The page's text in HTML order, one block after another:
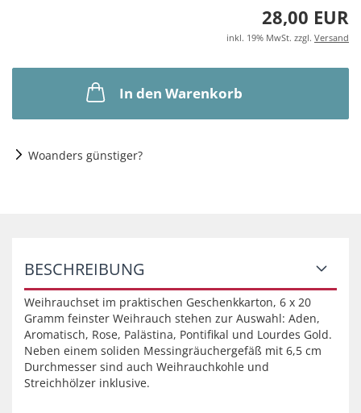
28,00 EUR
inkl. 19% MwSt. zzgl. Versand
In den Warenkorb
Woanders günstiger?
BESCHREIBUNG
Weihrauchset im praktischen Geschenkkarton, 6 x 20
Gramm feinster Weihrauch stehen zur Auswahl: Aden,
Aromatisch, Rose, Palästina, Pontifikal und Lourdes Gold.
Neben einem soliden Messingräuchergefäß mit 6,5 cm
Durchmesser sind auch Weihrauchkohle und
Streichhölzer inklusive.